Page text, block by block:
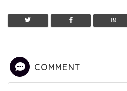
COMMENT